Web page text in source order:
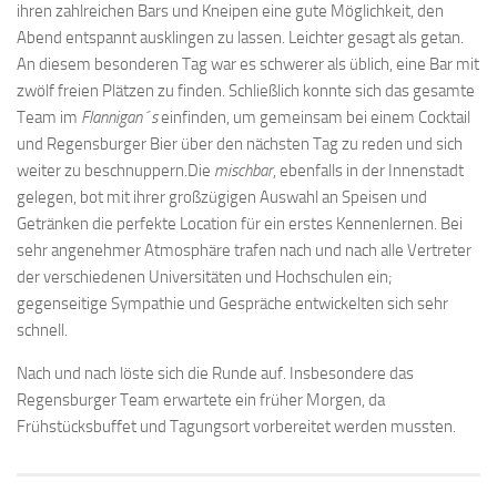
ihren zahlreichen Bars und Kneipen eine gute Möglichkeit, den
Abend entspannt ausklingen zu lassen. Leichter gesagt als getan.
An diesem besonderen Tag war es schwerer als üblich, eine Bar mit
zwölf freien Plätzen zu finden. Schließlich konnte sich das gesamte
Team im Flannigan´seinfinden, um gemeinsam bei einem Cocktail
und Regensburger Bier über den nächsten Tag zu reden und sich
weiter zu beschnuppern.Die mischbar, ebenfalls in der Innenstadt
gelegen, bot mit ihrer großzügigen Auswahl an Speisen und
Getränken die perfekte Location für ein erstes Kennenlernen. Bei
sehr angenehmer Atmosphäre trafen nach und nach alle Vertreter
der verschiedenen Universitäten und Hochschulen ein;
gegenseitige Sympathie und Gespräche entwickelten sich sehr
schnell.
Nach und nach löste sich die Runde auf. Insbesondere das
Regensburger Team erwartete ein früher Morgen, da
Frühstücksbuffet und Tagungsort vorbereitet werden mussten.